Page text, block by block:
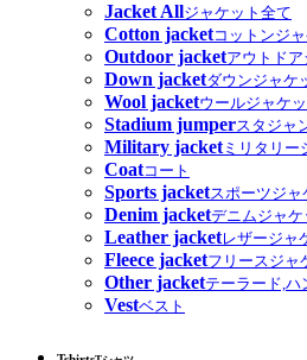
Jacket Allジャケット全て
Cotton jacketコットンジャ
Outdoor jacketアウトドア
Down jacketダウンジャケ
Wool jacketウールジャケッ
Stadium jumperスタジャ
Military jacketミリタリー
Coatコート
Sports jacketスポーツジャ
Denim jacketデニムジャケ
Leather jacketレザージャ
Fleece jacketフリースジャ
Other jacketテーラード,ハ
Vestベスト